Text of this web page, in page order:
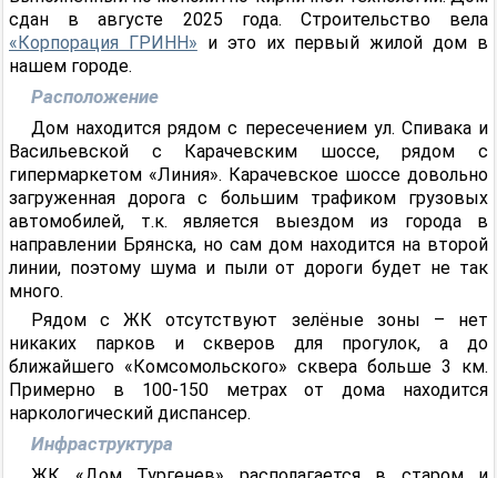
сдан в августе 2025 года. Строительство вела
«Корпорация ГРИНН» и это их первый жилой дом в
нашем городе.
Расположение
Дом находится рядом с пересечением ул. Спивака и
Васильевской с Карачевским шоссе, рядом с
гипермаркетом «Линия». Карачевское шоссе довольно
загруженная дорога с большим трафиком грузовых
автомобилей, т.к. является выездом из города в
направлении Брянска, но сам дом находится на второй
линии, поэтому шума и пыли от дороги будет не так
много.
Рядом с ЖК отсутствуют зелёные зоны – нет
никаких парков и скверов для прогулок, а до
ближайшего «Комсомольского» сквера больше 3 км.
Примерно в 100-150 метрах от дома находится
наркологический диспансер.
Инфраструктура